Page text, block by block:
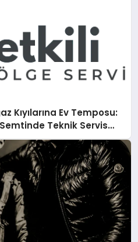
Kıyılarına Ev Temposu:
Teknik Servis